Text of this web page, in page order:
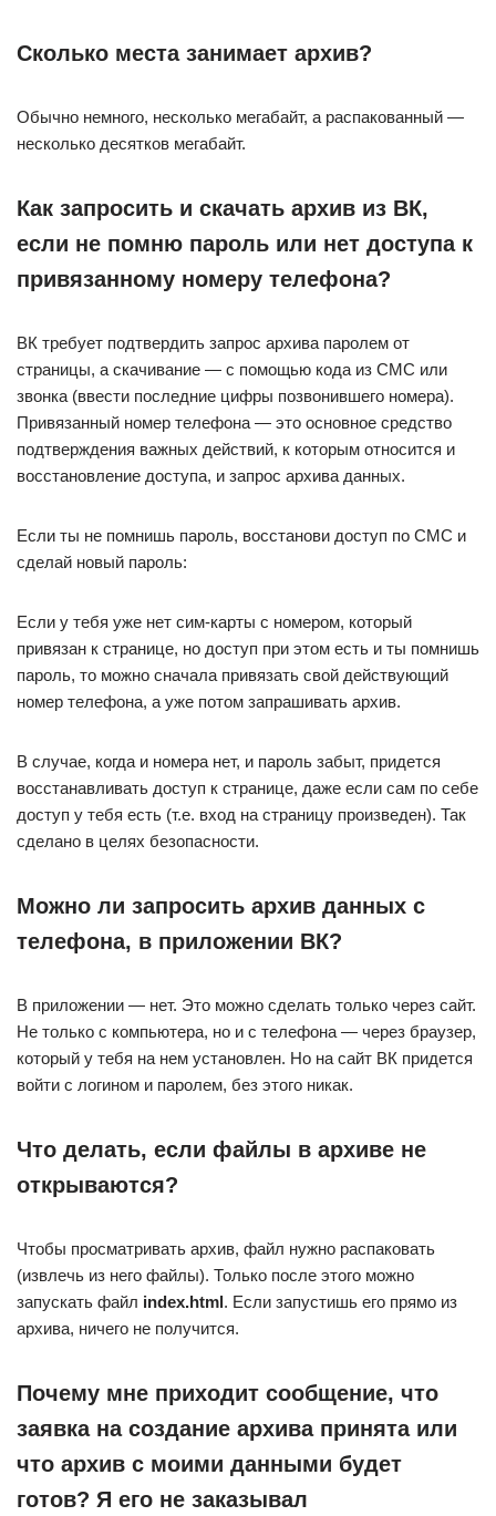
Сколько места занимает архив?
Обычно немного, несколько мегабайт, а распакованный —
несколько десятков мегабайт.
Как запросить и скачать архив из ВК,
если не помню пароль или нет доступа к
привязанному номеру телефона?
ВК требует подтвердить запрос архива паролем от
страницы, а скачивание — с помощью кода из СМС или
звонка (ввести последние цифры позвонившего номера).
Привязанный номер телефона — это основное средство
подтверждения важных действий, к которым относится и
восстановление доступа, и запрос архива данных.
Если ты не помнишь пароль, восстанови доступ по СМС и
сделай новый пароль:
Если у тебя уже нет сим-карты с номером, который
привязан к странице, но доступ при этом есть и ты помнишь
пароль, то можно сначала привязать свой действующий
номер телефона, а уже потом запрашивать архив.
В случае, когда и номера нет, и пароль забыт, придется
восстанавливать доступ к странице, даже если сам по себе
доступ у тебя есть (т.е. вход на страницу произведен). Так
сделано в целях безопасности.
Можно ли запросить архив данных с
телефона, в приложении ВК?
В приложении — нет. Это можно сделать только через сайт.
Не только с компьютера, но и с телефона — через браузер,
который у тебя на нем установлен. Но на сайт ВК придется
войти с логином и паролем, без этого никак.
Что делать, если файлы в архиве не
открываются?
Чтобы просматривать архив, файл нужно распаковать
(извлечь из него файлы). Только после этого можно
запускать файл index.html. Если запустишь его прямо из
архива, ничего не получится.
Почему мне приходит сообщение, что
заявка на создание архива принята или
что архив с моими данными будет
готов? Я его не заказывал